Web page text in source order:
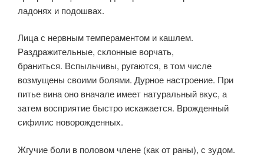
ладонях и подошвах.
Лица с нервным темпераментом и кашлем.
Раздражительные, склонные ворчать,
браниться. Вспыльчивы, ругаются, в том числе
возмущены своими болями. Дурное настроение. При
питье вина оно вначале имеет натуральный вкус, а
затем восприятие быстро искажается. Врожденный
сифилис новорожденных.
Жгучие боли в половом члене (как от раны), с зудом.